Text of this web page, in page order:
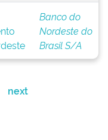
Banco do
Nordeste do
Brasil S/A
next